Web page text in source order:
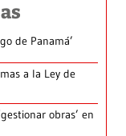
de Panamá’
a la Ley de
obras’ en